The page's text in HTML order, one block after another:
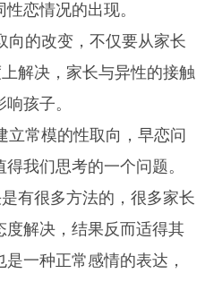
恋情况的出现。
的改变，不仅要从家长
解决，家长与异性的接触
孩子。
常模的性取向，早恋问
我们思考的一个问题。
有很多方法的，很多家长
度解决，结果反而适得其
一种正常感情的表达，